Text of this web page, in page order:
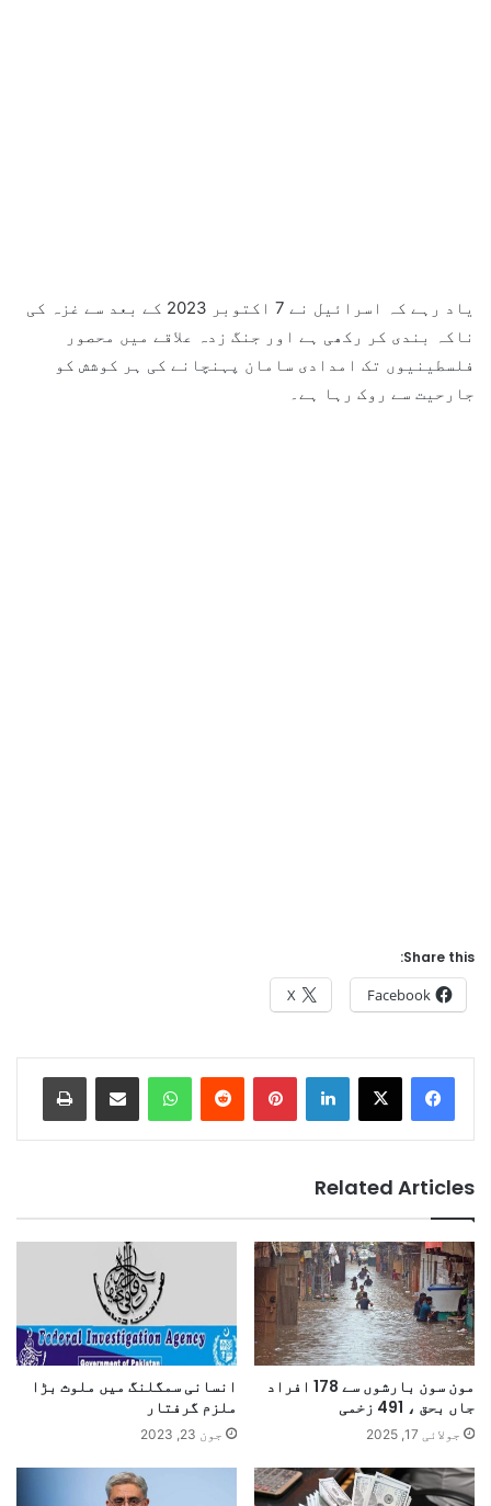
یاد رہے کہ اسرائیل نے 7 اکتوبر 2023 کے بعد سے غزہ کی
ناکہ بندی کر رکھی ہے اور جنگ زدہ علاقے میں محصور
فلسطینیوں تک امدادی سامان پہنچانے کی ہر کوشش کو
جارحیت سے روک رہا ہے۔
Share this:
Facebook
X
Related Articles
مون سون بارشوں سے 178 افراد
جاں بحق ، 491 زخمی
جولائی 17, 2025
انسانی سمگلنگ میں ملوث بڑا
ملزم گرفتار
جون 23, 2023